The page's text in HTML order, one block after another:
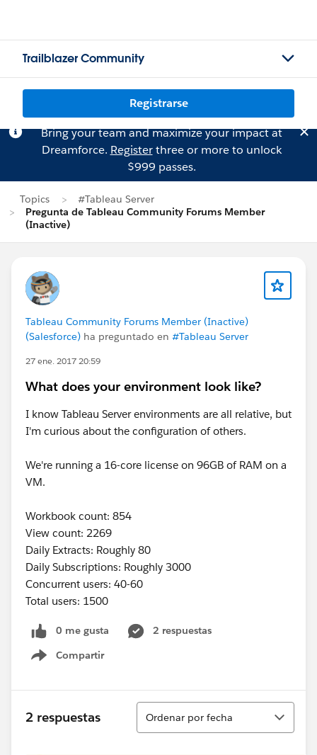
Trailblazer Community
Registrarse
Bring your team and maximize your impact at
Dreamforce. Registerthree or more to unlock
$999 passes.
Topics
#Tableau Server
Pregunta de Tableau Community Forums Member
(Inactive)
Tableau Community Forums Member (Inactive)
(Salesforce) ha preguntado en #Tableau Server
27 ene. 2017 20:59
What does your environment look like?
I know Tableau Server environments are all relative, but
I'm curious about the configuration of others.
We're running a 16-core license on 96GB of RAM on a
VM.
Workbook count: 854
View count: 2269
Daily Extracts: Roughly 80
Daily Subscriptions: Roughly 3000
Concurrent users: 40-60
Total users: 1500
0 me gusta
2 respuestas
Compartir
Show menu
2 respuestas
Ordenar
Ordenar por fecha